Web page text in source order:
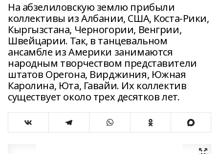
На абзелиловскую землю прибыли
коллективы из Албании, США, Коста-Рики,
Кыргызстана, Черногории, Венгрии,
Швейцарии. Так, в танцевальном
ансамбле из Америки занимаются
народным творчеством представители
штатов Орегона, Вирджиния, Южная
Каролина, Юта, Гавайи. Их коллектив
существует около трех десятков лет.